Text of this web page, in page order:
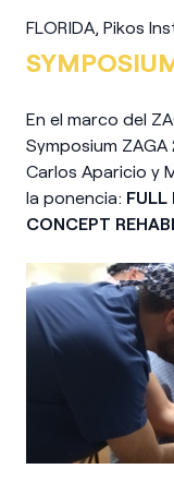
FLORIDA, Pikos
En el marco del
Symposium
Carlos Aparicio y
la ponencia: FULL
CONCEPT